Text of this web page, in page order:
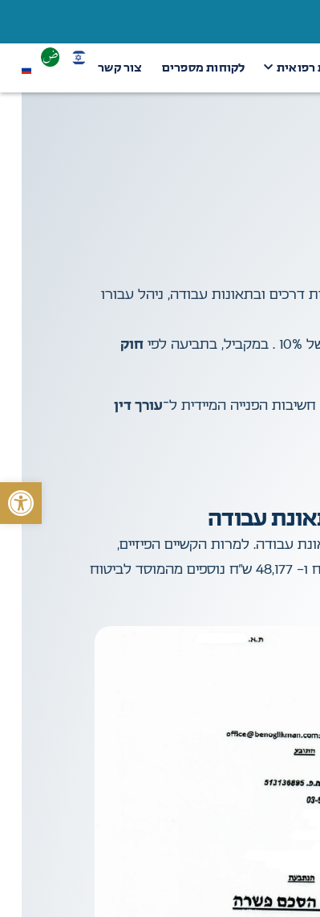
רפואית לקוחות מספרים צור קשר
דרכים ובתאונות עבודה, ניהל עבורו
חוק
עורך דין
כתאונת עבודה. למרות הקשיים הפיזיים,
הכאב וההשפעה הדרמטית על חייו, הצלחנו להשיג עבורו פיצויים מצטברים של 274,632 ₪ – 226,455 ₪ מחברת הביטוח ו- 48,177 ש”ח נוספים מהמוסד לביטוח
פתח